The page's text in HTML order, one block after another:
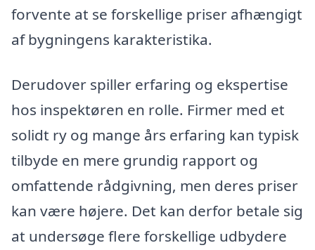
forvente at se forskellige priser afhængigt
af bygningens karakteristika.
Derudover spiller erfaring og ekspertise
hos inspektøren en rolle. Firmer med et
solidt ry og mange års erfaring kan typisk
tilbyde en mere grundig rapport og
omfattende rådgivning, men deres priser
kan være højere. Det kan derfor betale sig
at undersøge flere forskellige udbydere